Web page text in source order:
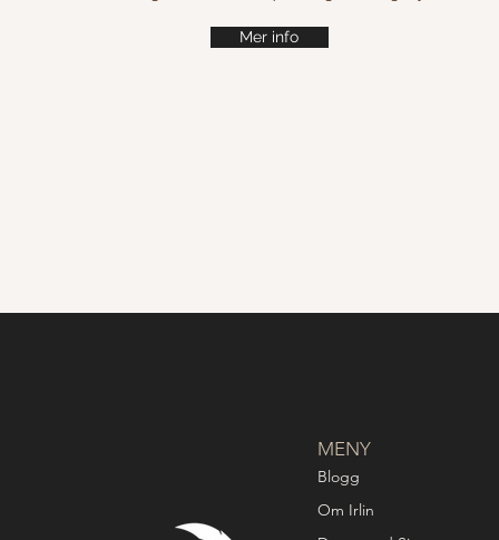
Mer info
MENY
Blogg
Om Irlin